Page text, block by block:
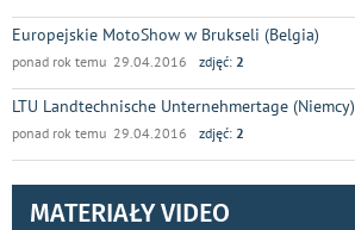
Europejskie MotoShow w Brukseli (Belgia)
ponad rok temu 29.04.2016 zdjęć: 2
LTU Landtechnische Unternehmertage (Niemcy)
ponad rok temu 29.04.2016 zdjęć: 2
MATERIAŁY VIDEO